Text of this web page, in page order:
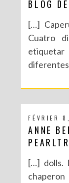
BLOG
[…]
Cuatro
FÉVRIER
ANNE
[…] dolls.